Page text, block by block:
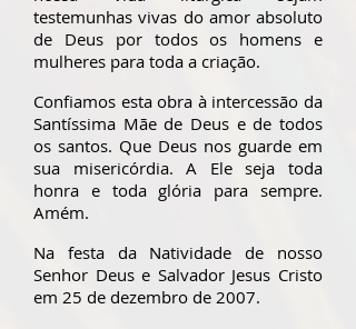
testemunhas vivas do amor absoluto
de Deus por todos os homens e
mulheres para toda a criação.
Confiamos esta obra à intercessão da
Santíssima Mãe de Deus e de todos
os santos. Que Deus nos guarde em
sua misericórdia. A Ele seja toda
honra e toda glória para sempre.
Amém.
Na festa da Natividade de nosso
Senhor Deus e Salvador Jesus Cristo
em 25 de dezembro de 2007.